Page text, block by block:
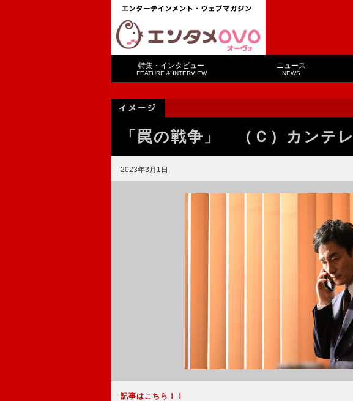
特集・インタビュー
FEATURE & INTERVIEW
ニュース
NEWS
「罠の戦争」 （Ｃ）カンテレ
2023年3月1日
記事はこちら！！